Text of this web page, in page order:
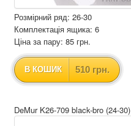
Розмірний ряд: 26-30
Комплектація ящика: 6
Ціна за пару: 85 грн.
В КОШИК 510 грн.
DeMur K26-709 black-bro (24-30)